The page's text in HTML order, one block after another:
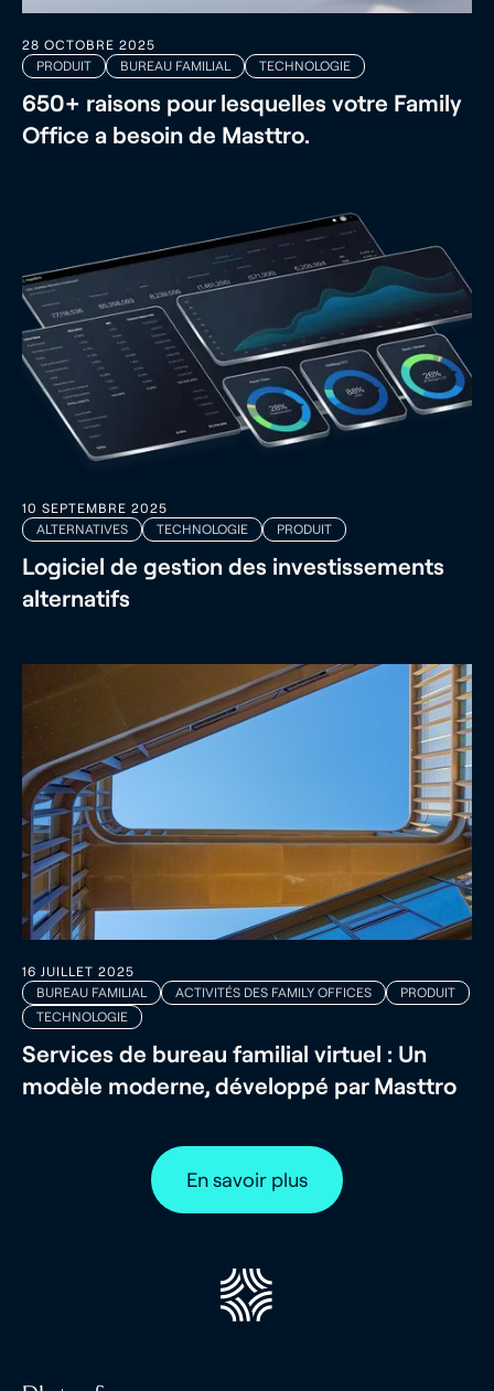
28 OCTOBRE 2025
PRODUIT
BUREAU FAMILIAL TECHNOLOGIE
650+ raisons pour lesquelles votre Family
Office a besoin de Masttro.
10 SEPTEMBRE 2025
ALTERNATIVES
TECHNOLOGIE PRODUIT
Logiciel de gestion des investissements
alternatifs
16 JUILLET 2025
BUREAU FAMILIAL
ACTIVITÉS DES FAMILY OFFICES
PRODUIT
TECHNOLOGIE
Services de bureau familial virtuel : Un
modèle moderne, développé par Masttro
En savoir plus